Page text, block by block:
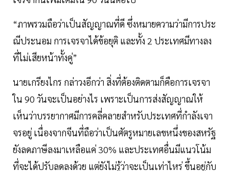
“ภาพรวมถือว่าเป็นสัญญาณที่ดี ซึ่งหมายความว่ามีการประ
ณีประนอม การเจรจาได้ข้อยุติ และทั้ง 2 ประเทศมีทางลง
ที่ไม่เสียหน้าทั้งคู่”
นายเกรียงไกร กล่าวงอีกว่า สิ่งที่ต้องติดตามก็คือการเจรจา
ใน 90 วันจะเป็นอย่างไร เพราะเป็นการส่งสัญญาณให้
เห็นว่าบรรยากาศมีการคลี่คลายสำหรับประเทศที่กำลังเจา
จรอยู่ เนื่องจากจีนที่ถือว่าเป็นศัตรูหมายเลขหนึ่งของสหรัฐ
ยังลดภาษีลงมาเหลือแค่ 30% และประเทศอื่นมีแนวโน้ม
ที่จะได้ปรับลดลงด้วย แต่ยังไม่รู้ว่าจะเป็นเท่าไหร่ ขึ้นอยู่กับ